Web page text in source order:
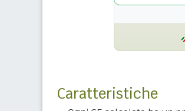
Caratteristiche